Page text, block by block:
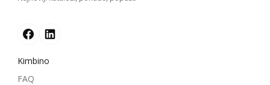
Kimbino
FAQ